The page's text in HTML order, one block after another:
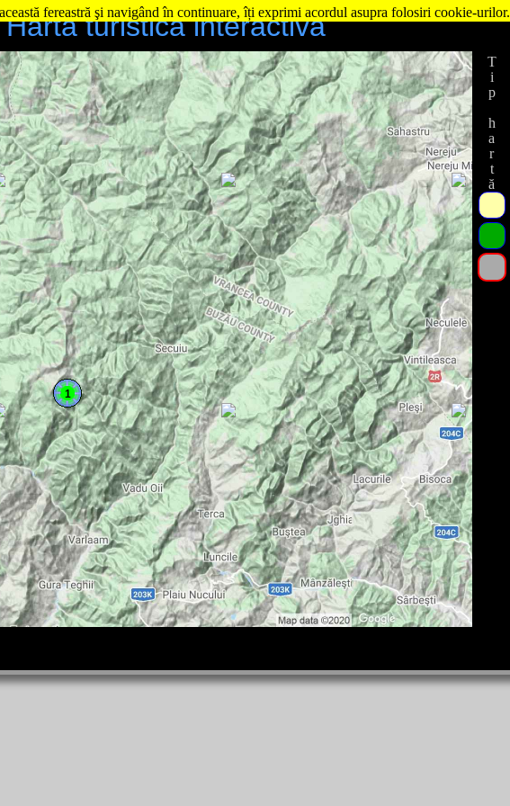
fereastră şi navigând în continuare, îți exprimi acordul asupra folosiri cookie-urilor.
turistică interactivă
Tip hartă
1